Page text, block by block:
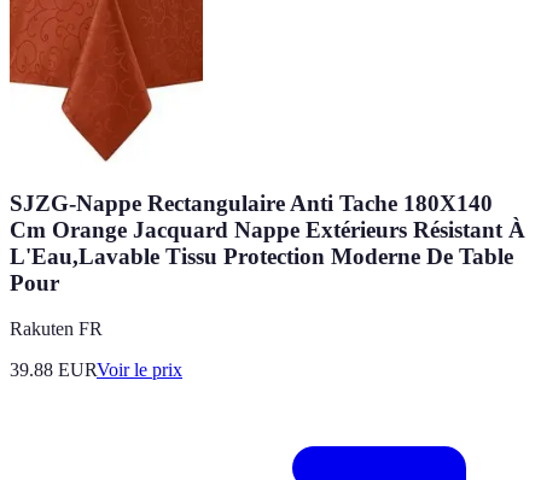
SJZG-Nappe Rectangulaire Anti Tache 180X140
Cm Orange Jacquard Nappe Extérieurs Résistant À
L'Eau,Lavable Tissu Protection Moderne De Table
Pour
Rakuten FR
39.88 EURVoir le prix